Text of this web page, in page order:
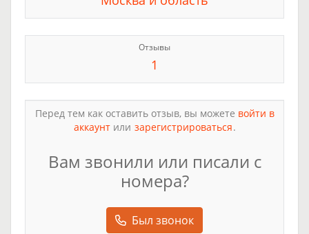
Отзывы
1
Перед тем как оставить отзыв, вы можете войти в
аккаунтили зарегистрироваться.
Вам звонили или писали с
номера?
Был звонок